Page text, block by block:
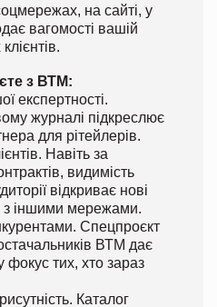
на сайті, у
вагомості вашій
з ВТМ:
експертності.
журналі підкреслює
для рітейлерів.
Навіть за
видимість
відкриває нові
з іншими мережами.
Спецпроєкт
ВТМ дає
тих, хто зараз
Каталог